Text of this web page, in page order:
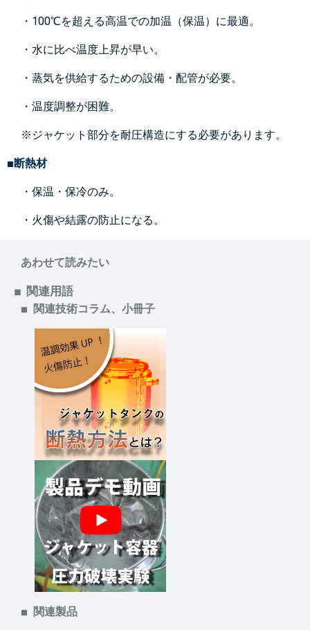
・100℃を超える高温での加温（保温）に最適。
・水に比べ温度上昇が早い。
・蒸気を供給するための設備・配管が必要。
・温度調整が困難。
※ジャケット部分を耐圧構造にする必要があります。
■断熱材
・保温・保冷のみ。
・火傷や結露の防止になる。
あわせて読みたい
関連用語
関連技術コラム、小冊子
関連製品